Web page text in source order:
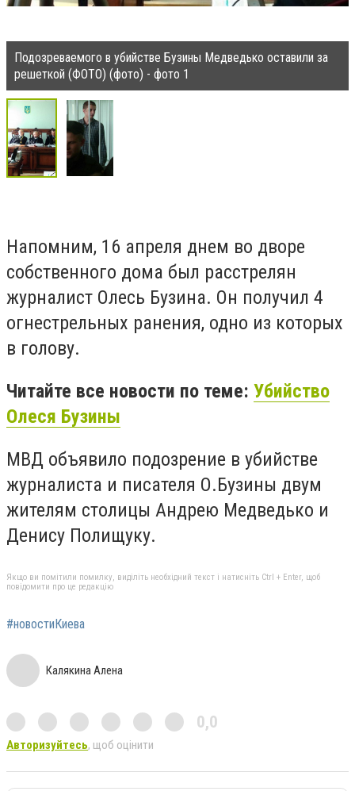
Подозреваемого в убийстве Бузины Медведько оставили за
решеткой (ФОТО) (фото) - фото 1
Напомним, 16 апреля днем ​​во дворе
собственного дома был расстрелян
журналист Олесь Бузина. Он получил 4
огнестрельных ранения, одно из которых
в голову.
Читайте все новости по теме: Убийство
Олеся Бузины
МВД объявило подозрение в убийстве
журналиста и писателя О.Бузины двум
жителям столицы Андрею Медведько и
Денису Полищуку.
Якщо ви помітили помилку, виділіть необхідний текст і натисніть Ctrl + Enter, щоб
повідомити про це редакцію
#новостиКиева
Калякина Алена
0,0
Авторизуйтесь, щоб оцінити